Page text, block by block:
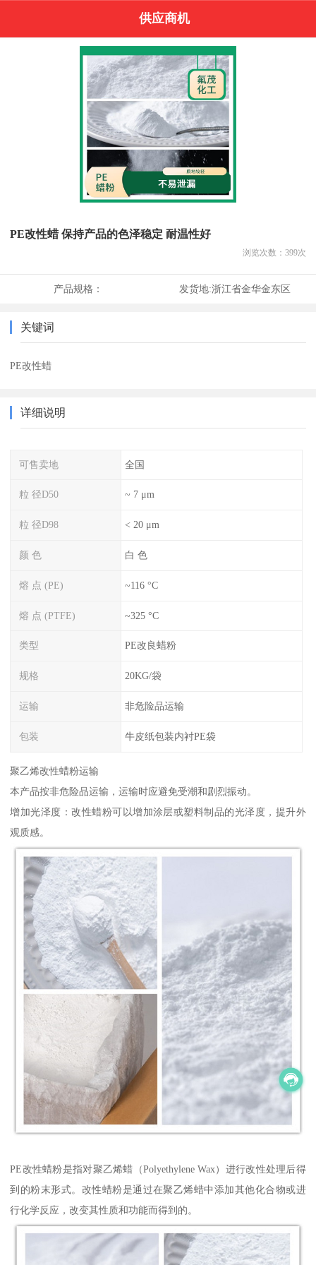
供应商机
PE改性蜡 保持产品的色泽稳定 耐温性好
浏览次数： 399次
产品规格： 发货地:浙江省金华金东区
关键词
PE改性蜡
详细说明
可售卖地 全国
粒 径D50 ~ 7 μm
粒 径D98 < 20 μm
颜 色 白 色
熔 点 (PE) ~116 °C
熔 点 (PTFE) ~325 °C
类型 PE改良蜡粉
规格 20KG/袋
运输 非危险品运输
包装 牛皮纸包装内衬PE袋
聚乙烯改性蜡粉运输
本产品按非危险品运输，运输时应避免受潮和剧烈振动。
增加光泽度：改性蜡粉可以增加涂层或塑料制品的光泽度，提升外
观质感。
PE改性蜡粉是指对聚乙烯蜡（Polyethylene Wax）进行改性处理后得
到的粉末形式。改性蜡粉是通过在聚乙烯蜡中添加其他化合物或进
行化学反应，改变其性质和功能而得到的。